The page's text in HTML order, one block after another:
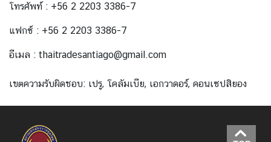
น
เ
ก
ค
า
โทรศัพท์ : +56 2 2203 3386-7
แฟกซ์ : +56 2 2203 3386-7
อีเมล : thaitradesantiago@gmail.com
เขตความรับผิดชอบ: เปรู, โคลัมเบีย, เอกวาดอร์, คอนเซปสิยอง